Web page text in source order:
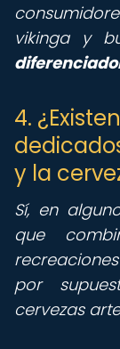
vikinga y
4.
y la
Sí, en
que
por
cervezas